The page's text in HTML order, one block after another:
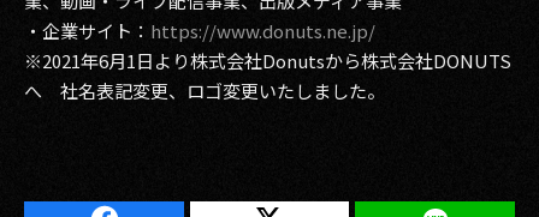
・企業サイト： https://www.donuts.ne.jp/
※2021年6月1日より株式会社Donutsから株式会社DONUTS
へ 社名表記変更、ロゴ変更いたしました。